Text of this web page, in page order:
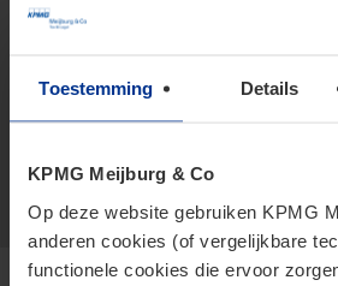
Toestemming Details
KPMG Meijburg & Co
Op deze website gebruiken KPMG
anderen cookies (of vergelijkbare
functionele cookies die ervoor
vCard
vandenblink.nienke@kpmg.com